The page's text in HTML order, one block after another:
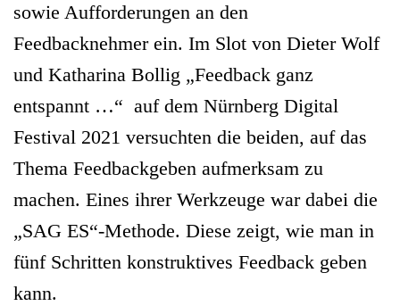
sowie Aufforderungen an den
Feedbacknehmer ein. Im Slot von Dieter Wolf
und Katharina Bollig „Feedback ganz
entspannt …“ auf dem Nürnberg Digital
Festival 2021 versuchten die beiden, auf das
Thema Feedbackgeben aufmerksam zu
machen. Eines ihrer Werkzeuge war dabei die
„SAG ES“-Methode. Diese zeigt, wie man in
fünf Schritten konstruktives Feedback geben
kann.